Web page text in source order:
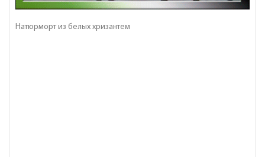
Натюрморт из белых хризантем